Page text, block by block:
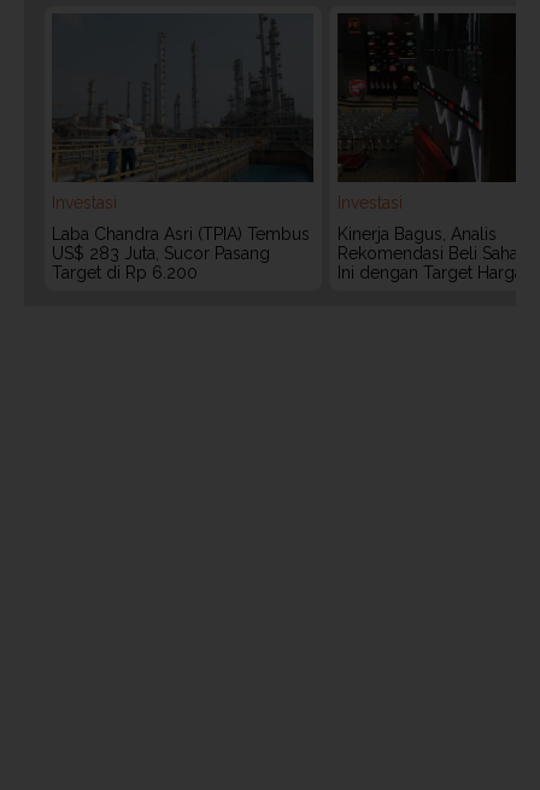
Investasi
Laba Chandra Asri (TPIA) Tembus
US$ 283 Juta, Sucor Pasang
Target di Rp 6.200
Investasi
Kinerja Bagus, Analis
Rekomendasi Beli Saham
Ini dengan Target Harga